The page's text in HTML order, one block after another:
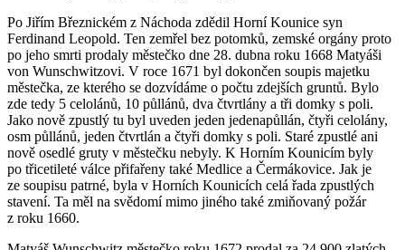
Po Jiřím Březnickém z Náchoda zdědil Horní Kounice syn
Ferdinand Leopold. Ten zemřel bez potomků, zemské orgány proto
po jeho smrti prodaly městečko dne 28. dubna roku 1668 Matyáši
von Wunschwitzovi. V roce 1671 byl dokončen soupis majetku
městečka, ze kterého se dozvídáme o počtu zdejších gruntů. Bylo
zde tedy 5 celolánů, 10 půllánů, dva čtvrtlány a tři domky s poli.
Jako nově zpustlý tu byl uveden jeden jedenapůllán, čtyři celolány,
osm půllánů, jeden čtvrtlán a čtyři domky s poli. Staré zpustlé ani
nově osedlé gruty v městečku nebyly. K Horním Kounicím byly
po třicetileté válce přifařeny také Medlice a Čermákovice. Jak je
ze soupisu patrné, byla v Horních Kounicích celá řada zpustlých
stavení. Ta měl na svědomí mimo jiného také zmiňovaný požár
z roku 1660.